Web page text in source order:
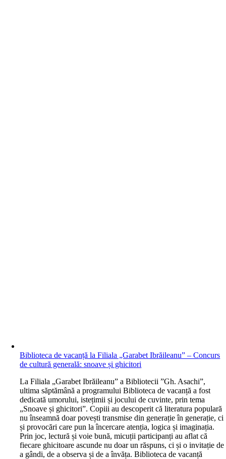
Biblioteca de vacanță la Filiala „Garabet Ibrăileanu” – Concurs
de cultură generală: snoave și ghicitori
La Filiala „Garabet Ibrăileanu” a Bibliotecii ”Gh. Asachi”,
ultima săptămână a programului Biblioteca de vacanță a fost
dedicată umorului, istețimii și jocului de cuvinte, prin tema
„Snoave și ghicitori”. Copiii au descoperit că literatura populară
nu înseamnă doar povești transmise din generație în generație, ci
și provocări care pun la încercare atenția, logica și imaginația.
Prin joc, lectură și voie bună, micuții participanți au aflat că
fiecare ghicitoare ascunde nu doar un răspuns, ci și o invitație de
a gândi, de a observa și de a învăța. Biblioteca de vacanță